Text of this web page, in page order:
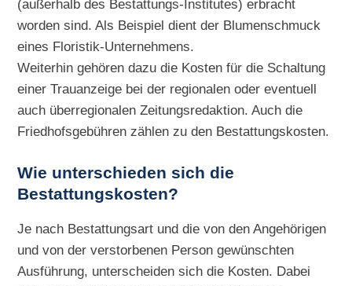
(außerhalb des Bestattungs-Institutes) erbracht
worden sind. Als Beispiel dient der Blumenschmuck
eines Floristik-Unternehmens.
Weiterhin gehören dazu die Kosten für die Schaltung
einer Trauanzeige bei der regionalen oder eventuell
auch überregionalen Zeitungsredaktion. Auch die
Friedhofsgebühren zählen zu den Bestattungskosten.
Wie unterschieden sich die
Bestattungskosten?
Je nach Bestattungsart und die von den Angehörigen
und von der verstorbenen Person gewünschten
Ausführung, unterscheiden sich die Kosten. Dabei